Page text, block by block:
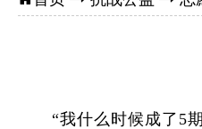
“我什么时候成了5期